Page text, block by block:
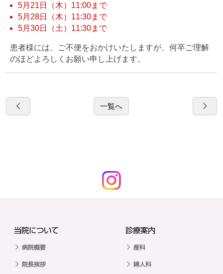
5月21日（木）11:00まで
5月28日（木）11:30まで
5月30日（土）11:30まで
患者様には、ご不便をおかけいたしますが、何卒ご理解
のほどよろしくお願い申し上げます。
一覧へ
当院について
病院概要
院長挨拶
診療案内
産科
婦人科